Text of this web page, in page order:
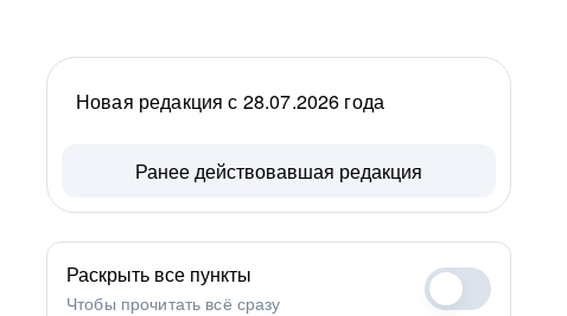
Новая редакция с 28.07.2026 года
Ранее действовавшая редакция
Раскрыть все пункты
Чтобы прочитать всё сразу